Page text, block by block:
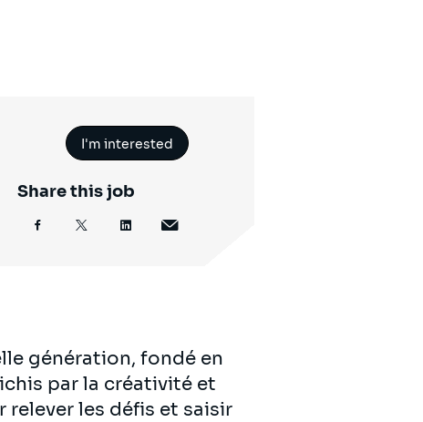
I'm interested
Share this job
génération, fondé en
par la créativité et
les défis et saisir